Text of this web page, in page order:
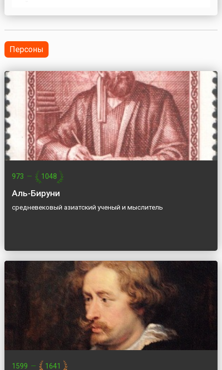
поставили представители 100 государств мира. День
днём борьбы с коррупцией.14 декабря 2005 года
Конвенция вступил...
Персоны
973 — 1048
Аль-Бируни
средневековый азиатский ученый и мыслитель
1599 — 1641